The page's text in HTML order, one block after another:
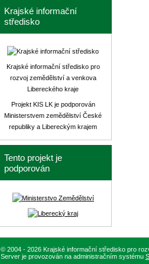
Krajské informační
středisko
Krajské informační středisko pro
rozvoj zemědělství a venkova
Libereckého kraje
Projekt KIS LK je podporován
Ministerstvem zemědělství České
republiky a Libereckým krajem
Tento projekt je
podporován
© 2004 - 2026 Krajské informační středisko pro
Server je provozován na administračním systému